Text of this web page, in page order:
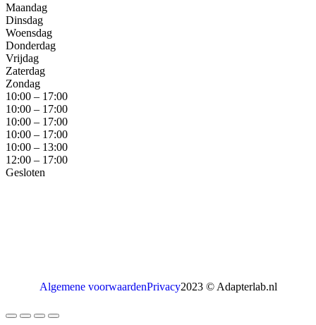
Maandag
Dinsdag
Woensdag
Donderdag
Vrijdag
Zaterdag
Zondag
10:00 – 17:00
10:00 – 17:00
10:00 – 17:00
10:00 – 17:00
10:00 – 13:00
12:00 – 17:00
Gesloten
Algemene voorwaardenPrivacy2023 © Adapterlab.nl